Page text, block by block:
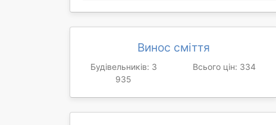
Винос сміття
Будівельників: 3
935
Всього цін: 334